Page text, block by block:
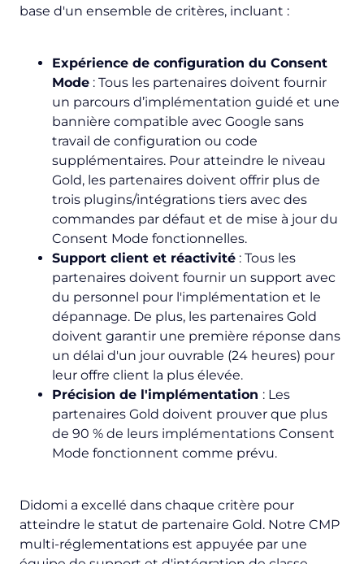
base d'un ensemble de critères, incluant :
Expérience de configuration du Consent
Mode : Tous les partenaires doivent fournir
un parcours d’implémentation guidé et une
bannière compatible avec Google sans
travail de configuration ou code
supplémentaires. Pour atteindre le niveau
Gold, les partenaires doivent offrir plus de
trois plugins/intégrations tiers avec des
commandes par défaut et de mise à jour du
Consent Mode fonctionnelles.
Support client et réactivité : Tous les
partenaires doivent fournir un support avec
du personnel pour l'implémentation et le
dépannage. De plus, les partenaires Gold
doivent garantir une première réponse dans
un délai d'un jour ouvrable (24 heures) pour
leur offre client la plus élevée.
Précision de l'implémentation : Les
partenaires Gold doivent prouver que plus
de 90 % de leurs implémentations Consent
Mode fonctionnent comme prévu.
Didomi a excellé dans chaque critère pour
atteindre le statut de partenaire Gold. Notre CMP
multi-réglementations est appuyée par une